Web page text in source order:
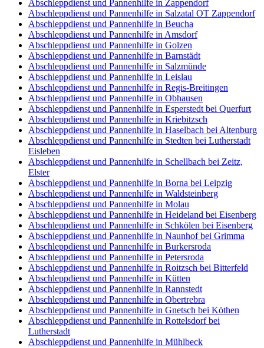
Abschleppdienst und Pannenhilfe in Zappendorf
Abschleppdienst und Pannenhilfe in Salzatal OT Zappendorf
Abschleppdienst und Pannenhilfe in Beucha
Abschleppdienst und Pannenhilfe in Amsdorf
Abschleppdienst und Pannenhilfe in Golzen
Abschleppdienst und Pannenhilfe in Barnstädt
Abschleppdienst und Pannenhilfe in Salzmünde
Abschleppdienst und Pannenhilfe in Leislau
Abschleppdienst und Pannenhilfe in Regis-Breitingen
Abschleppdienst und Pannenhilfe in Obhausen
Abschleppdienst und Pannenhilfe in Esperstedt bei Querfurt
Abschleppdienst und Pannenhilfe in Kriebitzsch
Abschleppdienst und Pannenhilfe in Haselbach bei Altenburg
Abschleppdienst und Pannenhilfe in Stedten bei Lutherstadt
Eisleben
Abschleppdienst und Pannenhilfe in Schellbach bei Zeitz,
Elster
Abschleppdienst und Pannenhilfe in Borna bei Leipzig
Abschleppdienst und Pannenhilfe in Waldsteinberg
Abschleppdienst und Pannenhilfe in Molau
Abschleppdienst und Pannenhilfe in Heideland bei Eisenberg
Abschleppdienst und Pannenhilfe in Schkölen bei Eisenberg
Abschleppdienst und Pannenhilfe in Naunhof bei Grimma
Abschleppdienst und Pannenhilfe in Burkersroda
Abschleppdienst und Pannenhilfe in Petersroda
Abschleppdienst und Pannenhilfe in Roitzsch bei Bitterfeld
Abschleppdienst und Pannenhilfe in Kütten
Abschleppdienst und Pannenhilfe in Rannstedt
Abschleppdienst und Pannenhilfe in Obertrebra
Abschleppdienst und Pannenhilfe in Gnetsch bei Köthen
Abschleppdienst und Pannenhilfe in Rottelsdorf bei
Lutherstadt
Abschleppdienst und Pannenhilfe in Mühlbeck